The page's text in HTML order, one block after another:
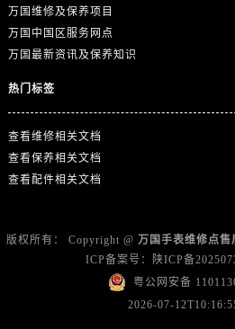
万国维修及保养项目
万国中国区服务网点
万国最新资讯及保养知识
热门标签
查看维修相关文档
查看保养相关文档
查看配件相关文档
版权所有： Copyright @ 万国手表维修点售
ICP备案号：
陕ICP备
粤公网安备
2026-07-